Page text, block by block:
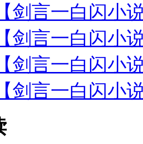
【剑言一白闪小
【剑言一白闪小
【剑言一白闪小
【剑言一白闪小